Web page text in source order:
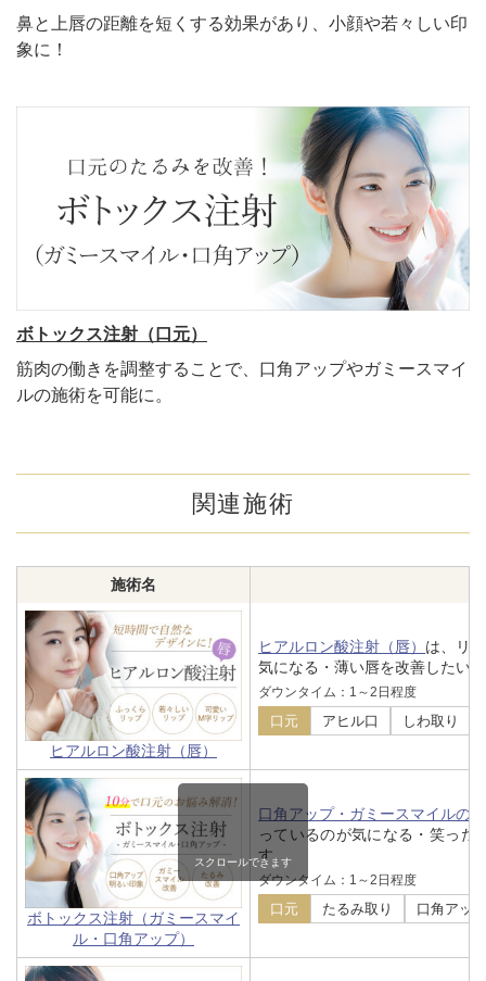
鼻と上唇の距離を短くする効果があり、小顔や若々しい印
象に！
ボトックス注射（口元）
筋肉の働きを調整することで、口角アップやガミースマイ
ルの施術を可能に。
関連施術
施術名
ヒアルロン酸注射（唇）
ヒアルロン酸注射（唇） は、リ
気になる・薄い唇を改善したい
ダウンタイム：1～2日程度
口元 アヒル口 しわ取り
ボトックス注射（ガミースマイ
ル・口角アップ）
口角アップ・ガミースマイルの
っているのが気になる・笑った
す。
ダウンタイム：1～2日程度
口元 たるみ取り 口角アップ
スクロールできます